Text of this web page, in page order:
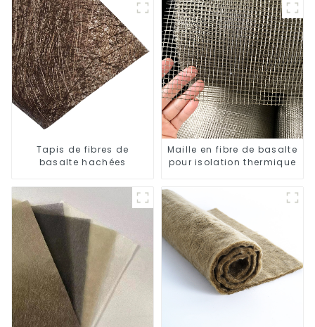
Tapis de fibres de
basalte hachées
Maille en fibre de basalte
pour isolation thermique